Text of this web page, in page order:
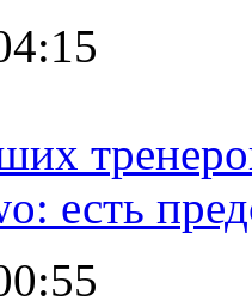
есть